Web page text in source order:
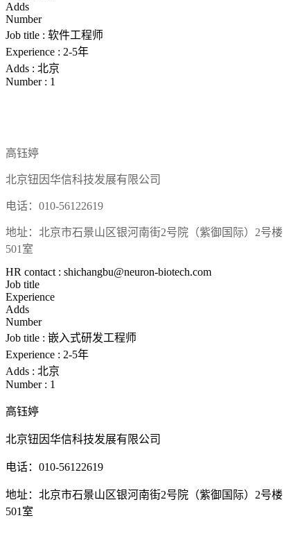
Adds
Number
Job title : 软件工程师
Experience : 2-5年
Adds : 北京
Number : 1
高钰婷
北京钮因华信科技发展有限公司
电话： 010-56122619
地址：北京市石景山区银河南街2号院（紫御国际） 2号楼
501 室
HR contact : shichangbu@neuron-biotech.com
Job title
Experience
Adds
Number
Job title : 嵌入式研发工程师
Experience : 2-5年
Adds : 北京
Number : 1
高钰婷
北京钮因华信科技发展有限公司
电话： 010-56122619
地址：北京市石景山区银河南街2号院（紫御国际） 2号楼
501 室